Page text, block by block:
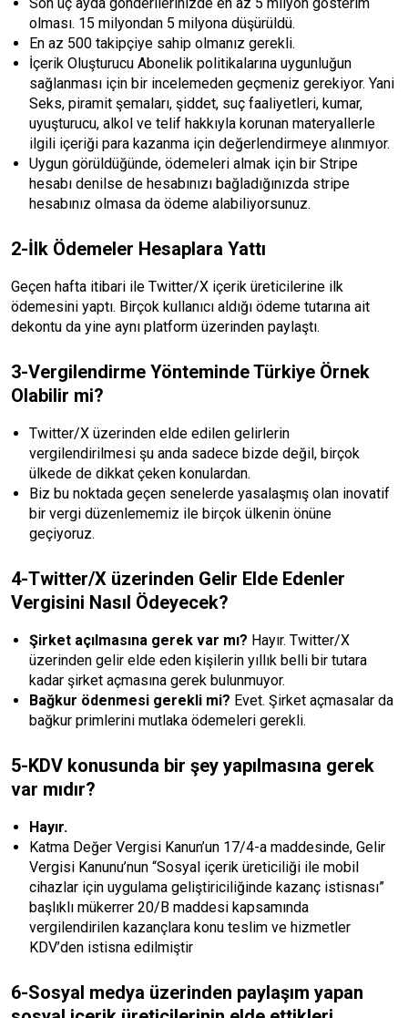
olması. 15 milyondan 5 milyona düşürüldü.
En az 500 takipçiye sahip olmanız gerekli.
İçerik Oluşturucu Abonelik politikalarına uygunluğun
sağlanması için bir incelemeden geçmeniz gerekiyor. Yani
Seks, piramit şemaları, şiddet, suç faaliyetleri, kumar,
uyuşturucu, alkol ve telif hakkıyla korunan materyallerle
ilgili içeriği para kazanma için değerlendirmeye alınmıyor.
Uygun görüldüğünde, ödemeleri almak için bir Stripe
hesabı denilse de hesabınızı bağladığınızda stripe
hesabınız olmasa da ödeme alabiliyorsunuz.
2-İlk Ödemeler Hesaplara Yattı
Geçen hafta itibari ile Twitter/X içerik üreticilerine ilk
ödemesini yaptı. Birçok kullanıcı aldığı ödeme tutarına ait
dekontu da yine aynı platform üzerinden paylaştı.
3-Vergilendirme Yönteminde Türkiye Örnek
Olabilir mi?
Twitter/X üzerinden elde edilen gelirlerin
vergilendirilmesi şu anda sadece bizde değil, birçok
ülkede de dikkat çeken konulardan.
Biz bu noktada geçen senelerde yasalaşmış olan inovatif
bir vergi düzenlememiz ile birçok ülkenin önüne
geçiyoruz.
4-Twitter/X üzerinden Gelir Elde Edenler
Vergisini Nasıl Ödeyecek?
Şirket açılmasına gerek var mı? Hayır. Twitter/X
üzerinden gelir elde eden kişilerin yıllık belli bir tutara
kadar şirket açmasına gerek bulunmuyor.
Bağkur ödenmesi gerekli mi? Evet. Şirket açmasalar da
bağkur primlerini mutlaka ödemeleri gerekli.
5-KDV konusunda bir şey yapılmasına gerek
var mıdır?
Hayır.
Katma Değer Vergisi Kanun’un 17/4-a maddesinde, Gelir
Vergisi Kanunu’nun “Sosyal içerik üreticiliği ile mobil
cihazlar için uygulama geliştiriciliğinde kazanç istisnası”
başlıklı mükerrer 20/B maddesi kapsamında
vergilendirilen kazançlara konu teslim ve hizmetler
KDV’den istisna edilmiştir
6-Sosyal medya üzerinden paylaşım yapan